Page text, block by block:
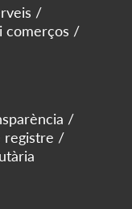
comerços
registre